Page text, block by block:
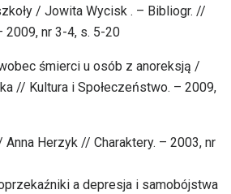
/ Jowita Wycisk . – Bibliogr. //
2009, nr 3-4, s. 5-20
śmierci u osób z anoreksją /
// Kultura i Społeczeństwo. – 2009,
Herzyk // Charaktery. – 2003, nr
a depresja i samobójstwa